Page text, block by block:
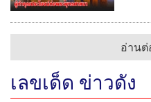
อ่าน
เลขเด็ด ข่าวดัง